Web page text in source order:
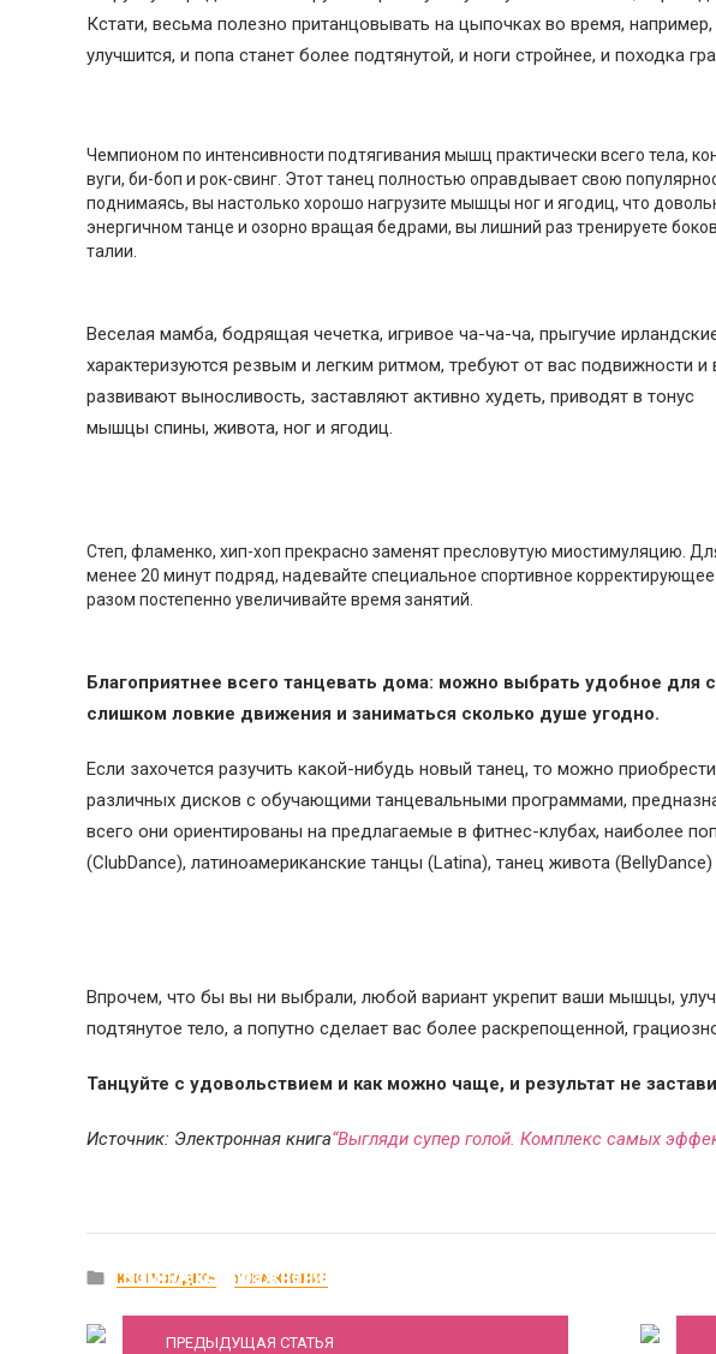
Кстати, весьма полезно пританцовывать на цыпочках во время,
улучшится, и попа станет более подтянутой, и ноги стройнее, и походка
Чемпионом по интенсивности подтягивания мышц практически всего тела,
вуги, би-боп и рок-свинг. Этот танец полностью оправдывает свою
поднимаясь, вы настолько хорошо нагрузите мышцы ног и ягодиц, что
энергичном танце и озорно вращая бедрами, вы лишний раз тренируете
талии.
Веселая мамба, бодрящая чечетка, игривое ча-ча-ча, прыгучие
характеризуются резвым и легким ритмом, требуют от вас подвижности
развивают выносливость, заставляют активно худеть, приводят в тонус
мышцы спины, живота, ног и ягодиц.
Степ, фламенко, хип-хоп прекрасно заменят пресловутую миостимуляцию.
менее 20 минут подряд, надевайте специальное спортивное
разом постепенно увеличивайте время занятий.
Благоприятнее всего танцевать дома: можно выбрать удобное для
слишком ловкие движения и заниматься сколько душе угодно.
Если захочется разучить какой-нибудь новый танец, то можно
различных дисков с обучающими танцевальными программами,
всего они ориентированы на предлагаемые в фитнес-клубах, наиболее
(ClubDance), латиноамериканские танцы (Latina), танец живота
Впрочем, что бы вы ни выбрали, любой вариант укрепит ваши мышцы,
подтянутое тело, а попутно сделает вас более раскрепощенной,
Танцуйте с удовольствием и как можно чаще, и результат не
Источник: Электронная книга“Выгляди супер голой. Комплекс самых
КАК ПОХУДЕТЬ УПРАЖНЕНИЯ
Комплекс упражнений “стройные ножки“
ПРЕДЫДУЩАЯ СТАТЬЯ